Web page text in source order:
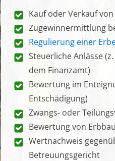
Kauf oder Verkauf
Zugewinnermittlung
Regulierung einer
Steuerliche Anlässe
dem Finanzamt)
Bewertung im
Entschädigung)
Zwangs- oder
Bewertung von
Wertnachweis
Betreuungsgericht